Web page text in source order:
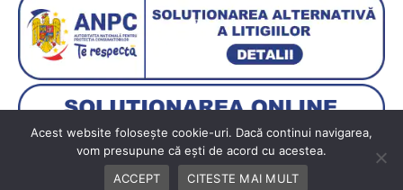
Acest website folosește cookie-uri. Dacă continui navigarea,
vom presupune că ești de acord cu acestea.
ACCEPT
CITESTE MAI MULT